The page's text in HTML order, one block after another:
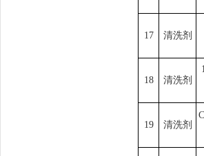
17 清洗剂
18 清洗剂
19 清洗剂